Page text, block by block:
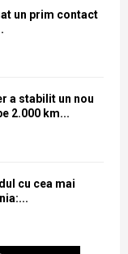
un prim contact
a stabilit un nou
2.000 km...
cu cea mai